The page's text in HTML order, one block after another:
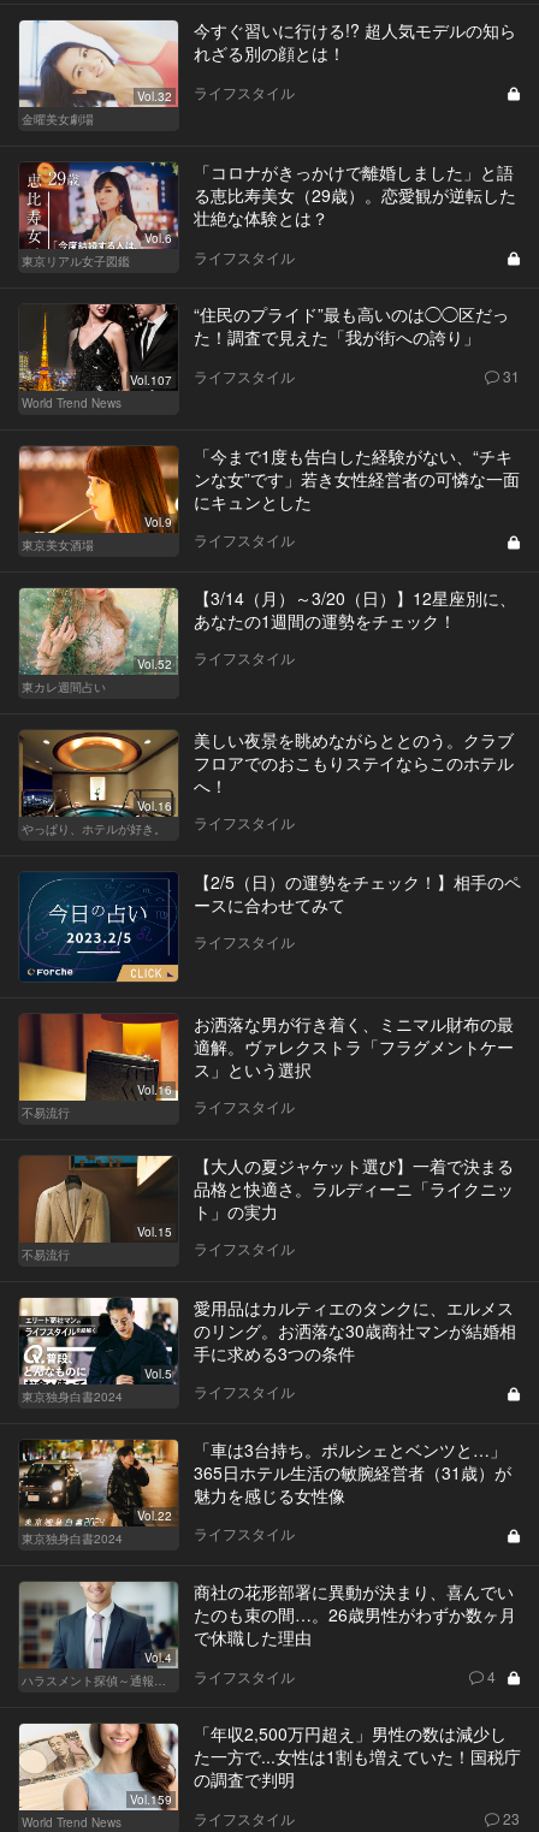
Vol.32
金曜美女劇場
今すぐ習いに行ける!? 超人気モデルの知ら
れざる別の顔とは！
ライフスタイル
Vol.6
東京リアル女子図鑑
「コロナがきっかけで離婚しました」と語
る恵比寿美女（29歳）。恋愛観が逆転した
壮絶な体験とは？
ライフスタイル
Vol.107
World Trend News
“住民のプライド”最も高いのは◯◯区だっ
た！調査で見えた「我が街への誇り」
ライフスタイル 31
Vol.9
東京美女酒場
「今まで1度も告白した経験がない、“チキ
ンな女”です」若き女性経営者の可憐な一面
にキュンとした
ライフスタイル
Vol.52
東カレ週間占い
【3/14（月）～3/20（日）】12星座別に、
あなたの1週間の運勢をチェック！
ライフスタイル
Vol.16
やっぱり、ホテルが好き。
美しい夜景を眺めながらととのう。クラブ
フロアでのおこもりステイならこのホテル
へ！
ライフスタイル
【2/5（日）の運勢をチェック！】相手のペ
ースに合わせてみて
ライフスタイル
Vol.16
不易流行
お洒落な男が行き着く、ミニマル財布の最
適解。ヴァレクストラ「フラグメントケー
ス」という選択
ライフスタイル
Vol.15
不易流行
【大人の夏ジャケット選び】一着で決まる
品格と快適さ。ラルディーニ「ライクニッ
ト」の実力
ライフスタイル
Vol.5
東京独身白書2024
愛用品はカルティエのタンクに、エルメス
のリング。お洒落な30歳商社マンが結婚相
手に求める3つの条件
ライフスタイル
Vol.22
東京独身白書2024
「車は3台持ち。ポルシェとベンツと…」
365日ホテル生活の敏腕経営者（31歳）が
魅力を感じる女性像
ライフスタイル
Vol.4
ハラスメント探偵～通報編～
商社の花形部署に異動が決まり、喜んでい
たのも束の間…。26歳男性がわずか数ヶ月
で休職した理由
ライフスタイル 4
Vol.159
World Trend News
「年収2,500万円超え」男性の数は減少し
た一方で...女性は1割も増えていた！国税庁
の調査で判明
ライフスタイル 23